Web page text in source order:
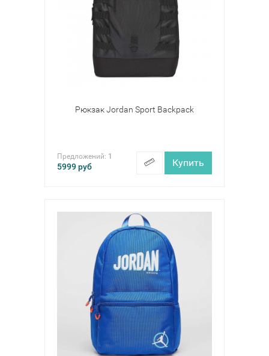
Рюкзак Jordan Sport Backpack
Предложений: 1
5999руб Купить